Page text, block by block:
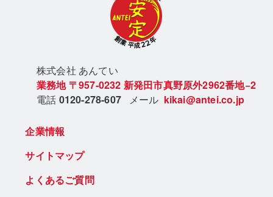
株式会社 あんてい
業務地 〒957-0232 新発田市真野原外2962番地−2
電話 0120-278-607 メール kikai@antei.co.jp
企業情報
サイトマップ
よくあるご質問